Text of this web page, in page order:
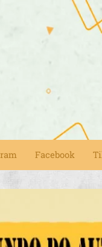
Facebook